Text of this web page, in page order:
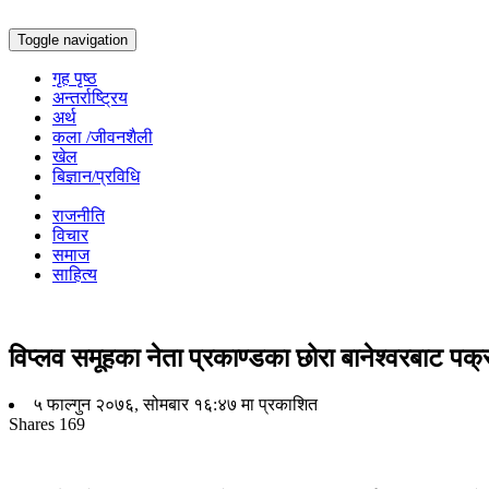
Toggle navigation
गृह पृष्ठ
अन्तर्राष्ट्रिय
अर्थ
कला /जीवनशैली
खेल
बिज्ञान/प्रविधि
राजनीति
विचार
समाज
साहित्य
विप्लव समूहका नेता प्रकाण्डका छोरा बानेश्वरबाट
५ फाल्गुन २०७६, सोमबार १६:४७ मा प्रकाशित
Shares 169